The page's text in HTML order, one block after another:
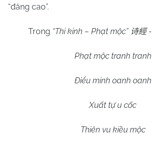
“đăng cao”.
Trong “Thi kinh – Phạt mộc” 诗經-
Phạt mộc tranh tranh
Điểu minh oanh oanh
Xuất tự u cốc
Thiên vu kiều mộc